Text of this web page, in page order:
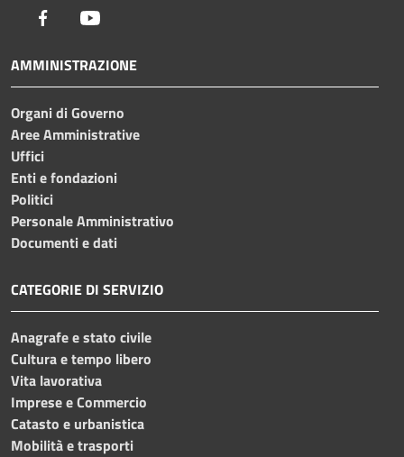
Facebook
AMMINISTRAZIONE
Organi di Governo
Aree Amministrative
Uffici
Enti e fondazioni
Politici
Personale Amministrativo
Documenti e dati
CATEGORIE DI SERVIZIO
Anagrafe e stato civile
Cultura e tempo libero
Vita lavorativa
Imprese e Commercio
Catasto e urbanistica
Mobilità e trasporti